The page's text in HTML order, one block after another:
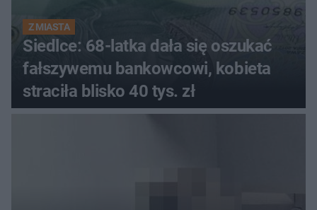
Z MIASTA
Siedlce: 68-latka dała się oszukać
fałszywemu bankowcowi, kobieta
straciła blisko 40 tys. zł